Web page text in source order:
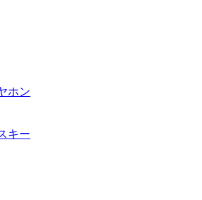
ホン
キー